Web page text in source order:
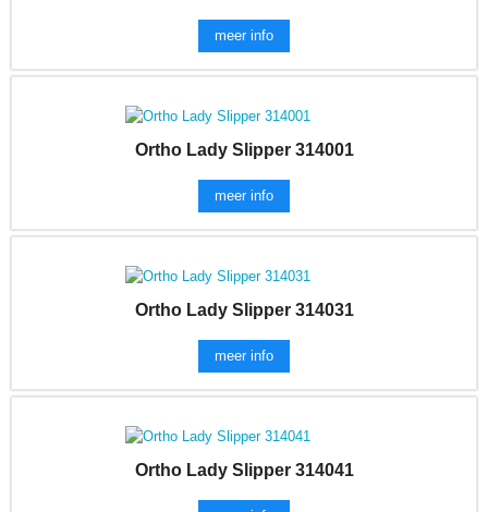
meer info
Ortho Lady Slipper 314001
meer info
Ortho Lady Slipper 314031
meer info
Ortho Lady Slipper 314041